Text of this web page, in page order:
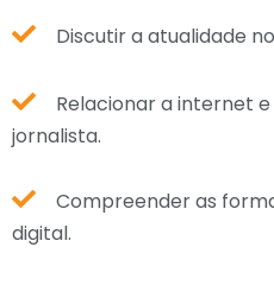
Discutir a atualidade
Relacionar a internet
jornalista.
Compreender as
digital.